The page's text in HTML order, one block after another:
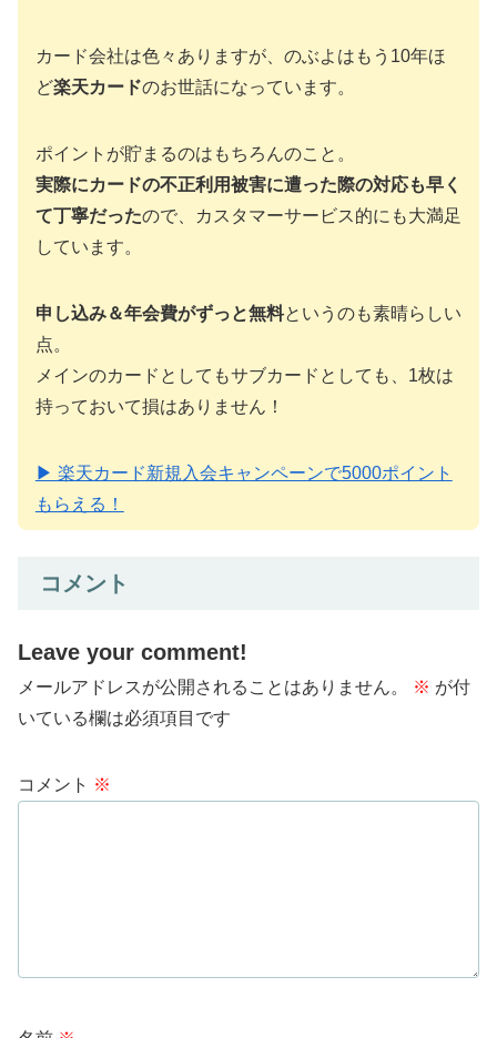
カード会社は色々ありますが、のぶよはもう10年ほ
ど楽天カードのお世話になっています。
ポイントが貯まるのはもちろんのこと。
実際にカードの不正利用被害に遭った際の対応も早く
て丁寧だったので、カスタマーサービス的にも大満足
しています。
申し込み＆年会費がずっと無料というのも素晴らしい
点。
メインのカードとしてもサブカードとしても、1枚は
持っておいて損はありません！
▶ 楽天カード新規入会キャンペーンで5000ポイント
もらえる！
コメント
Leave your comment!
メールアドレスが公開されることはありません。 ※ が付
いている欄は必須項目です
コメント ※